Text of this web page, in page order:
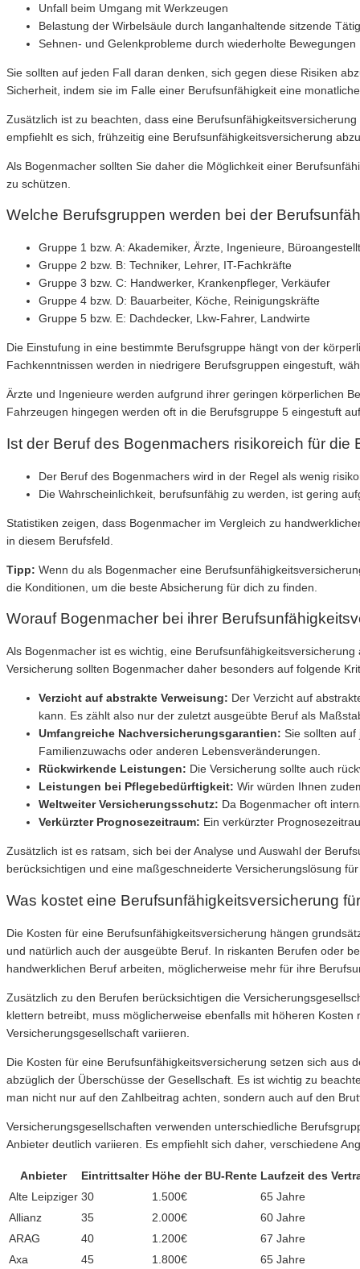
Unfall beim Umgang mit Werkzeugen
Belastung der Wirbelsäule durch langanhaltende sitzende
Sehnen- und Gelenkprobleme durch wiederholte Bewegungen
Sie sollten auf jeden Fall daran denken, sich gegen diese Risiken
Sicherheit, indem sie im Falle einer Berufsunfähigkeit eine
Zusätzlich ist zu beachten, dass eine
empfiehlt es sich, frühzeitig eine Berufsunfähigkeitsversicherung
Als Bogenmacher sollten Sie daher die Möglichkeit einer
zu schützen.
Welche Berufsgruppen werden bei der
Gruppe 1 bzw. A: Akademiker, Ärzte, Ingenieure,
Gruppe 2 bzw. B: Techniker, Lehrer, IT-Fachkräfte
Gruppe 3 bzw. C: Handwerker, Krankenpfleger, Verkäufer
Gruppe 4 bzw. D: Bauarbeiter, Köche, Reinigungskräfte
Gruppe 5 bzw. E: Dachdecker, Lkw-Fahrer, Landwirte
Die Einstufung in eine bestimmte Berufsgruppe hängt von der
Fachkenntnissen werden in niedrigere Berufsgruppen eingestuft,
Ärzte und Ingenieure werden aufgrund ihrer geringen körperlichen
Fahrzeugen hingegen werden oft in die Berufsgruppe 5 eingestuft
Ist der Beruf des Bogenmachers risikoreich für
Der Beruf des Bogenmachers wird in der Regel als wenig
Die Wahrscheinlichkeit, berufsunfähig zu werden, ist gering
Statistiken zeigen, dass Bogenmacher im Vergleich zu
in diesem Berufsfeld.
Tipp: Wenn du als Bogenmacher eine
die Konditionen, um die beste Absicherung für dich zu finden.
Worauf Bogenmacher bei ihrer
Als Bogenmacher ist es wichtig, eine
Versicherung sollten Bogenmacher daher besonders auf folgende
Verzicht auf abstrakte Verweisung: Der Verzicht auf
kann. Es zählt also nur der zuletzt ausgeübte Beruf als
Umfangreiche Nachversicherungsgarantien: Sie sollten auf
Familienzuwachs oder anderen Lebensveränderungen.
Rückwirkende Leistungen: Die Versicherung sollte auch
Leistungen bei Pflegebedürftigkeit: Wir würden Ihnen
Weltweiter Versicherungsschutz: Da Bogenmacher oft
Verkürzter Prognosezeitraum: Ein verkürzter
Zusätzlich ist es ratsam, sich bei der Analyse und Auswahl der
berücksichtigen und eine maßgeschneiderte Versicherungslösung
Was kostet eine Berufsunfähigkeitsversicherung
Die Kosten für eine Berufsunfähigkeitsversicherung hängen
und natürlich auch der ausgeübte Beruf. In riskanten Berufen oder
handwerklichen Beruf arbeiten, möglicherweise mehr für ihre
Zusätzlich zu den Berufen berücksichtigen die
klettern betreibt, muss möglicherweise ebenfalls mit höheren
Versicherungsgesellschaft variieren.
Die Kosten für eine Berufsunfähigkeitsversicherung setzen sich
abzüglich der Überschüsse der Gesellschaft. Es ist wichtig zu
man nicht nur auf den Zahlbeitrag achten, sondern auch auf den
Versicherungsgesellschaften verwenden unterschiedliche
Anbieter deutlich variieren. Es empfiehlt sich daher, verschiedene
Anbieter Eintrittsalter Höhe der BU-Rente Laufzeit des
Alte Leipziger 30 1.500€
65 Jahre
Allianz
35 2.000€
60 Jahre
ARAG
40 1.200€
67 Jahre
Axa
45 1.800€ 65 Jahre